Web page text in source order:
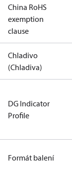
China RoHS
exemption
clause
Chladivo
(Chladiva)
DG Indicator
Profile
Formát balení